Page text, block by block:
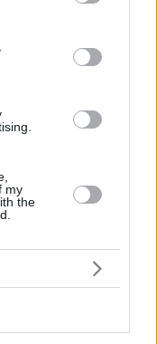
third-party tags to
in below Google
my
the